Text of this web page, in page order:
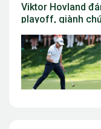
Viktor Hovland
playoff, giành